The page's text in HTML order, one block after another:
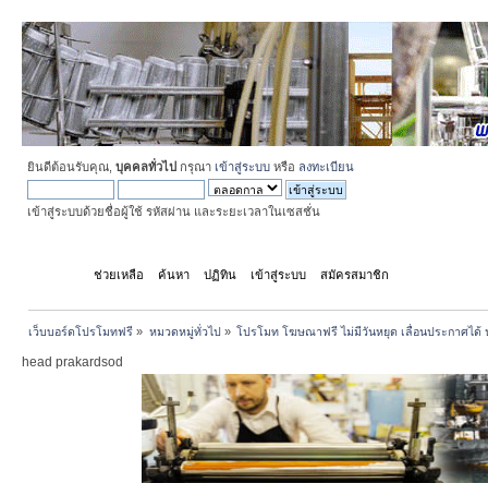
ยินดีต้อนรับคุณ, บุคคลทั่วไป กรุณา เข้าสู่ระบบ หรือ ลงทะเบียน
เข้าสู่ระบบด้วยชื่อผู้ใช้ รหัสผ่าน และระยะเวลาในเซสชั่น
ช่วยเหลือ ค้นหา ปฏิทิน เข้าสู่ระบบ สมัครสมาชิก
เว็บบอร์ดโปรโมทฟรี » หมวดหมู่ทั่วไป» โปรโมท โฆษณาฟรี ไม่มีวันหยุด เลื่อนประกาศได้
head prakardsod